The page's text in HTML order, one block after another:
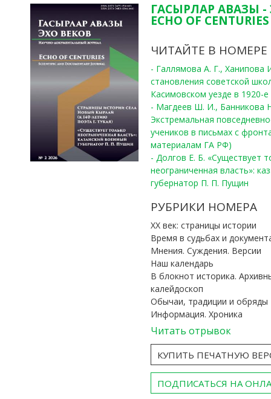
ГАСЫРЛАР АВАЗЫ -
ECHO OF
ЧИТАЙТЕ В НОМЕРЕ
- Галлямова А. Г.,
становления советской
Касимовском уезде в 1920-е
- Магдеев Ш. И., Банникова
Экстремальная
учеников в письмах с
материалам ГА РФ)
- Долгов Е. Б. «Существует
неограниченная власть»:
губернатор П. П. Пущин
РУБРИКИ НОМЕРА
ХХ век: страницы истории
Время в судьбах и
Мнения. Суждения. Версии
Наш календарь
В блокнот историка.
калейдоскоп
Обычаи, традиции и обряды
Информация. Хроника
Читать отрывок
КУПИТЬ ПЕЧАТНУЮ
ПОДПИСАТЬСЯ НА